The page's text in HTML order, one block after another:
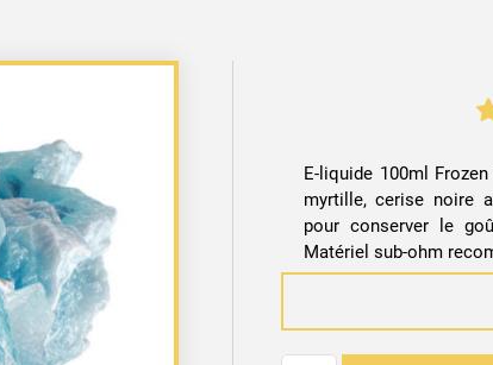
E-liquide 100ml
myrtille, cerise noire
pour conserver le
Matériel sub-ohm